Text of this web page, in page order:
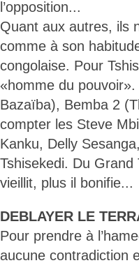
l’opposition...
Quant aux autres, ils
comme à son
congolaise. Pour
«homme du
Bazaïba), Bemba 2
compter les Steve
Kanku, Delly
Tshisekedi. Du
vieillit, plus il bonifie...
DEBLAYER LE
Pour prendre à
aucune contradiction